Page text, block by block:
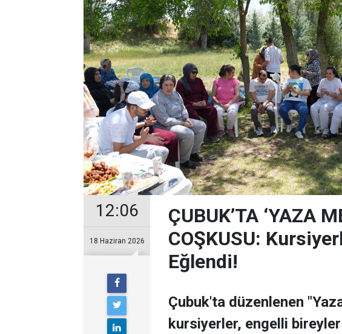
12:06
18 Haziran 2026
ÇUBUK’TA ‘YAZA
COŞKUSU:
Eğlendi!
Çubuk'ta düzenlenen
kursiyerler, engelli